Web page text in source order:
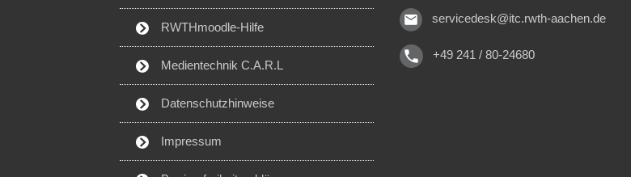
RWTHmoodle-Hilfe
Medientechnik C.A.R.L
Datenschutzhinweise
Impressum
servicedesk@itc.rwth-aachen.de
+49 241 / 80-24680